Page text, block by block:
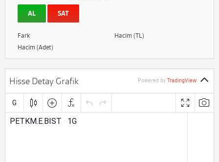
AL SAT
Fark
Hacim (TL)
Hacim (Adet)
Hisse Detay Grafik Powered by TradingView